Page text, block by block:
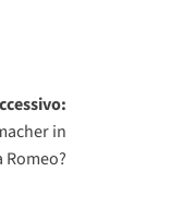
in
Romeo?